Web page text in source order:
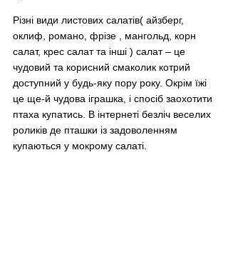
Різні види листових салатів( айзберг,
оклиф, романо, фрізе , мангольд, корн
салат, крес салат та інші ) салат – це
чудовий та корисний смаколик котрий
доступний у будь-яку пору року. Окрім їжі
це ще-й чудова іграшка, і спосіб заохотити
птаха купатись. В інтернеті безліч веселих
роликів де пташки із задоволенням
купаються у мокрому салаті.